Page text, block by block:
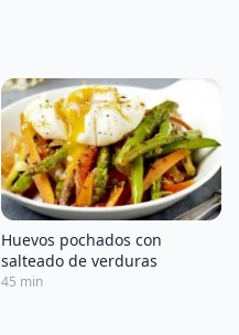
Huevos pochados con
salteado de verduras
45 min